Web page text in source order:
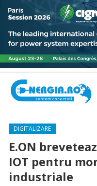
DIGITALIZARE
E.ON
IOT pentru
industriale